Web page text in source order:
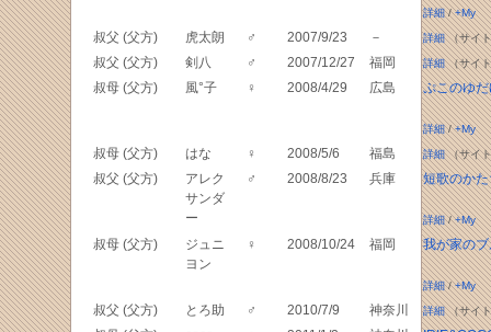
詳細/+My
叔父 (父方) 虎太朗 ♂ 2007/9/23 － 詳細（サイ
叔父 (父方) 剣八 ♂ 2007/12/27 福岡 詳細（サイ
叔母 (父方) 風°子 ♀ 2008/4/29 広島 ぷこのゆ
詳細/+My
叔母 (父方) はな ♀ 2008/5/6 福島 詳細（サイ
叔父 (父方)
アレク
サンダ
ー
♂ 2008/8/23 兵庫 短歌のか
詳細/+My
叔母 (父方)
ジュニ
ヨン
♀ 2008/10/24 福岡 我が家の
詳細/+My
叔父 (父方) とろ助 ♂ 2010/7/9 神奈川 詳細（サイ